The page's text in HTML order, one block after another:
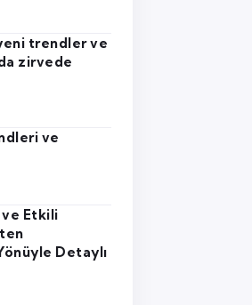
trendler ve
zirvede
ve
ve Etkili
Detaylı